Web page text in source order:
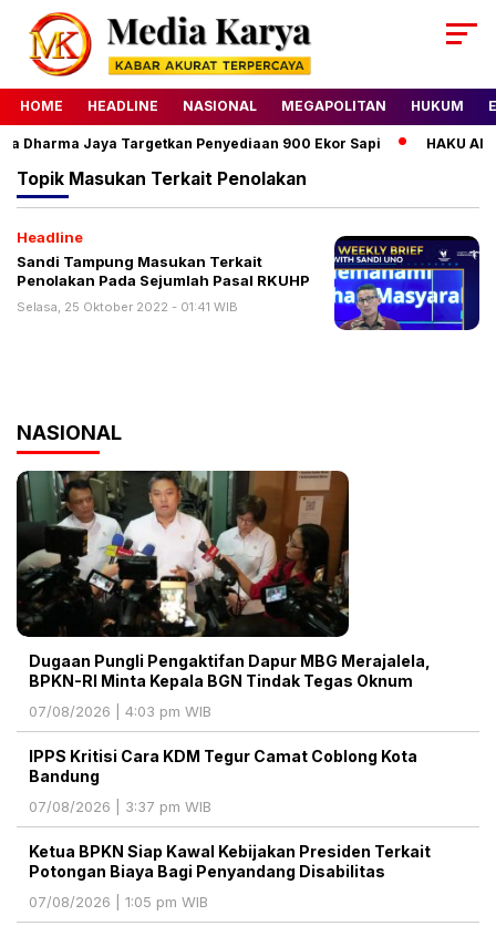
HOME HEADLINE NASIONAL MEGAPOLITAN HUKUM
Dharma Jaya Targetkan Penyediaan 900 Ekor Sapi HAKU
Topik Masukan Terkait Penolakan
Headline
Sandi Tampung Masukan Terkait
Penolakan Pada Sejumlah Pasal RKUHP
Selasa, 25 Oktober 2022 - 01:41 WIB
NASIONAL
Dugaan Pungli Pengaktifan Dapur MBG Merajalela,
BPKN-RI Minta Kepala BGN Tindak Tegas Oknum
07/08/2026 | 4:03 pm WIB
IPPS Kritisi Cara KDM Tegur Camat Coblong Kota
Bandung
07/08/2026 | 3:37 pm WIB
Ketua BPKN Siap Kawal Kebijakan Presiden Terkait
Potongan Biaya Bagi Penyandang Disabilitas
07/08/2026 | 1:05 pm WIB